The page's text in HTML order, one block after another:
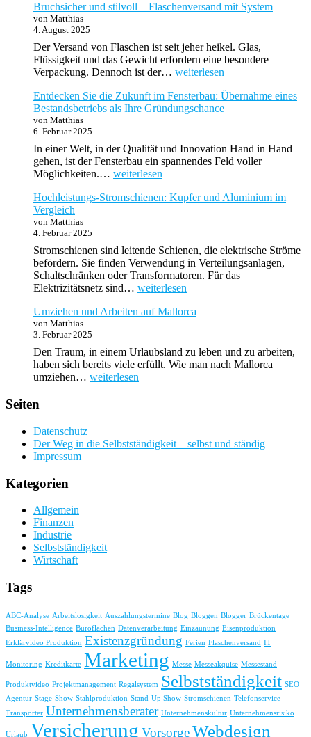
–
Konditionen
Bruchsicher und stilvoll – Flaschenversand mit System
von Matthias
4. August 2025
Der Versand von Flaschen ist seit jeher heikel. Glas,
Flüssigkeit und das Gewicht erfordern eine besondere
Verpackung. Dennoch ist der… Bruchsicher
stilvoll
–
System
weiterlesen
Entdecken Sie die Zukunft im Fensterbau: Übernahme eines
Bestandsbetriebs als Ihre Gründungschance
von Matthias
6. Februar 2025
In einer Welt, in der Qualität und Innovation Hand in Hand
gehen, ist der Fensterbau ein spannendes Feld voller
Möglichkeiten.… Entdecken
die
Übernahme
eines
Bestandsbetriebs
als
Gründungschance
weiterlesen
Hochleistungs-Stromschienen: Kupfer und Aluminium im
Vergleich
von Matthias
4. Februar 2025
Stromschienen sind leitende Schienen, die elektrische Ströme
befördern. Sie finden Verwendung in Verteilungsanlagen,
Schaltschränken oder Transformatoren. Für das
Elektrizitätsnetz sind… Hochleistungs-
Kupfer
im
Vergleich
weiterlesen
Umziehen und Arbeiten auf Mallorca
von Matthias
3. Februar 2025
Den Traum, in einem Urlaubsland zu leben und zu arbeiten,
haben sich bereits viele erfüllt. Wie man nach Mallorca
umziehen… Umziehen
weiterlesen
Seiten
Datenschutz
Der Weg in die Selbstständigkeit – selbst und ständig
Impressum
Kategorien
Allgemein
Finanzen
Industrie
Selbstständigkeit
Wirtschaft
Tags
ABC-Analyse Arbeitslosigkeit Auszahlungstermine Blog Bloggen Blogger Brückentage
Business-Intelligence Büroflächen Datenverarbeitung Einzäunung Eisenproduktion
Erklärvideo Produktion Existenzgründung Ferien Flaschenversand IT
Monitoring Kreditkarte Marketing Messe Messeakquise Messestand
Produktvideo Projektmanagement Regalsystem Selbstständigkeit SEO
Agentur Stage-Show Stahlproduktion Stand-Up Show Stromschienen Telefonservice
Transporter Unternehmensberater Unternehmenskultur Unternehmensrisiko
Urlaub Versicherung VorsorgeWebdesign